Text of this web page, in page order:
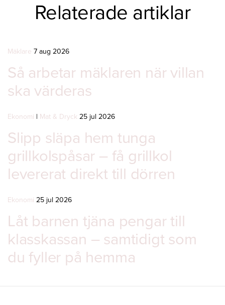
Relaterade artiklar
Mäklare 7 aug 2026
Så arbetar mäklaren när villan
ska värderas
Ekonomi | Mat & Dryck 25 jul 2026
Slipp släpa hem tunga
grillkolspåsar – få grillkol
levererat direkt till dörren
Ekonomi 25 jul 2026
Låt barnen tjäna pengar till
klasskassan – samtidigt som
du fyller på hemma